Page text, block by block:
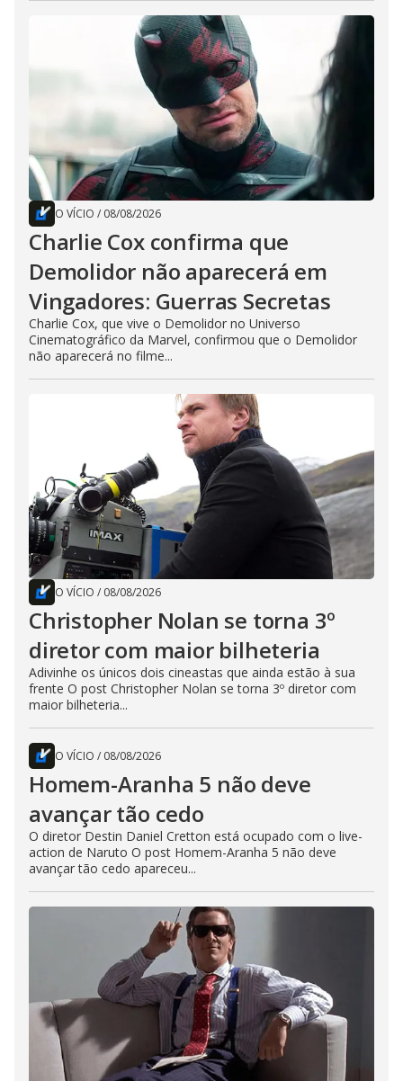
O VÍCIO / 08/08/2026
Charlie Cox confirma que
Demolidor não aparecerá em
Vingadores: Guerras Secretas
Charlie Cox, que vive o Demolidor no Universo
Cinematográfico da Marvel, confirmou que o Demolidor
não aparecerá no filme...
O VÍCIO / 08/08/2026
Christopher Nolan se torna 3º
diretor com maior bilheteria
Adivinhe os únicos dois cineastas que ainda estão à sua
frente O post Christopher Nolan se torna 3º diretor com
maior bilheteria...
O VÍCIO / 08/08/2026
Homem-Aranha 5 não deve
avançar tão cedo
O diretor Destin Daniel Cretton está ocupado com o live-
action de Naruto O post Homem-Aranha 5 não deve
avançar tão cedo apareceu...